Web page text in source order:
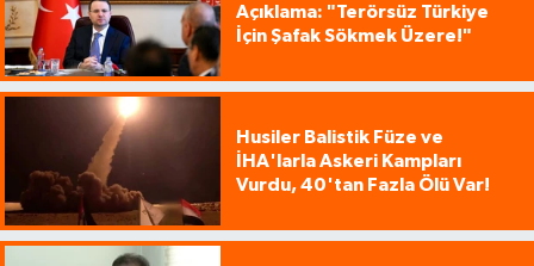
Açıklama: "Terörsüz Türkiye
İçin Şafak Sökmek Üzere!"
Husiler Balistik Füze ve
İHA'larla Askeri Kampları
Vurdu, 40'tan Fazla Ölü Var!